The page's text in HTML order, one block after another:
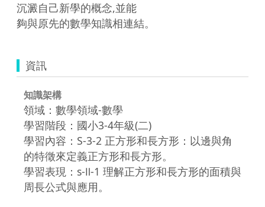
沉澱自己新學的概念,並能
夠與原先的數學知識相連結。
資訊
知識架構
領域：數學領域-數學
學習階段：國小3-4年級(二)
學習內容：S-3-2 正方形和長方形：以邊與角
的特徵來定義正方形和長方形。
學習表現：s-Ⅱ-1 理解正方形和長方形的面積與
周長公式與應用。